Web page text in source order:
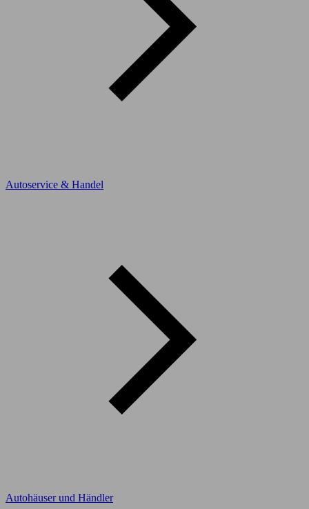
Autoservice & Handel
Autohäuser und Händler